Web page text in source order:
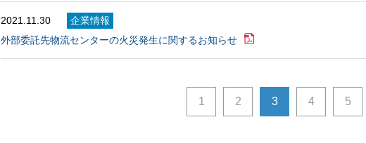
2021.11.30
企業情報
外部委託先物流センターの火災発生に関するお知らせ
1 2 3 4 5